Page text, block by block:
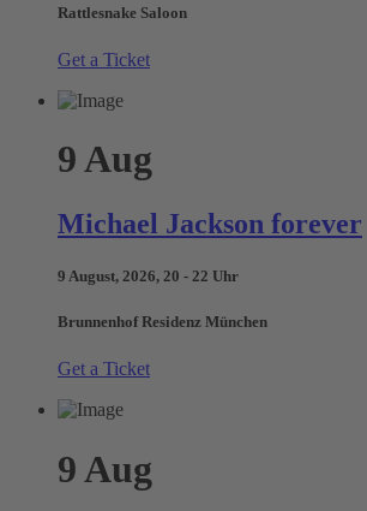
Rattlesnake Saloon
Get a Ticket
9Aug
Michael Jackson forever
9 August, 2026, 20 - 22 Uhr
Brunnenhof Residenz München
Get a Ticket
9 Aug